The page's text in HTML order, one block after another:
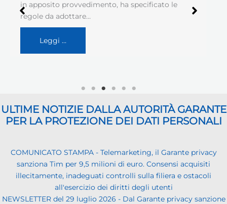
in apposito provvedimento, ha specificato le
regole da adottare…
Leggi …
ULTIME NOTIZIE DALLA AUTORITÀ GARANTE
PER LA PROTEZIONE DEI DATI PERSONALI
COMUNICATO STAMPA - Telemarketing, il Garante privacy
sanziona Tim per 9,5 milioni di euro. Consensi acquisiti
illecitamente, inadeguati controlli sulla filiera e ostacoli
all'esercizio dei diritti degli utenti
NEWSLETTER del 29 luglio 2026 - Dal Garante privacy sanzione